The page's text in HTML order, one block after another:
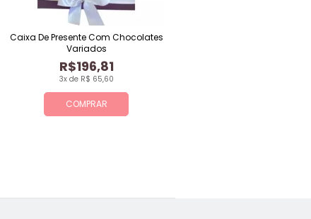
COMPRAR
3x de R$ 65,60
R$196,81
Caixa De Presente Com Chocolates
Variados